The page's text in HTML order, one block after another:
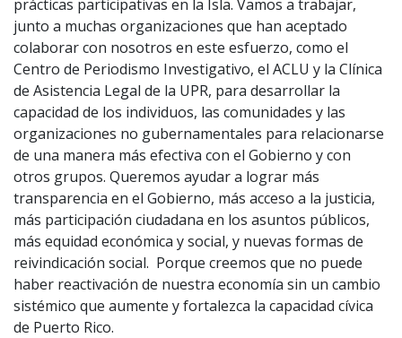
prácticas participativas en la Isla. Vamos a trabajar,
junto a muchas organizaciones que han aceptado
colaborar con nosotros en este esfuerzo, como el
Centro de Periodismo Investigativo, el ACLU y la Clínica
de Asistencia Legal de la UPR, para desarrollar la
capacidad de los individuos, las comunidades y las
organizaciones no gubernamentales para relacionarse
de una manera más efectiva con el Gobierno y con
otros grupos. Queremos ayudar a lograr más
transparencia en el Gobierno, más acceso a la justicia,
más participación ciudadana en los asuntos públicos,
más equidad económica y social, y nuevas formas de
reivindicación social. Porque creemos que no puede
haber reactivación de nuestra economía sin un cambio
sistémico que aumente y fortalezca la capacidad cívica
de Puerto Rico.